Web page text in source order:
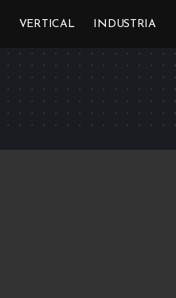
VERTICAL INDUSTRIA